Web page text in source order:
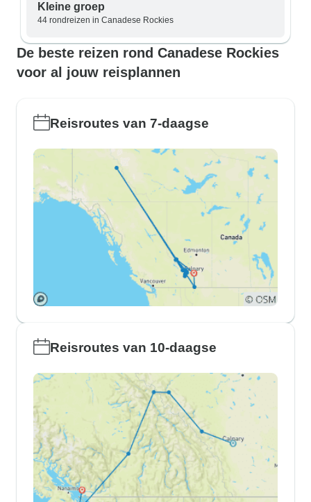
Kleine groep
44 rondreizen in Canadese Rockies
De beste reizen rond Canadese Rockies
voor al jouw reisplannen
Reisroutes van 7-daagse
Reisroutes van 10-daagse